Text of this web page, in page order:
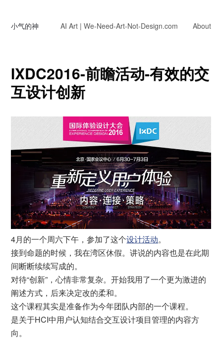
小气的神 AI Art | We-Need-Art-Not-Design.com About
IXDC2016-前瞻活动-有效的交
互设计创新
4月的一个周六下午，参加了这个设计活动。
接到命题的时候，我在湾区休假。讲说的内容也是在此期
间断断续续写成的。
对待“创新”，心情非常复杂。开始我用了一个更为激进的
阐述方式，后来决定改的柔和。
这个课程其实是准备作为今年团队内部的一个课程。
是关于HCI中用户认知结合交互设计项目管理的内容方
向。